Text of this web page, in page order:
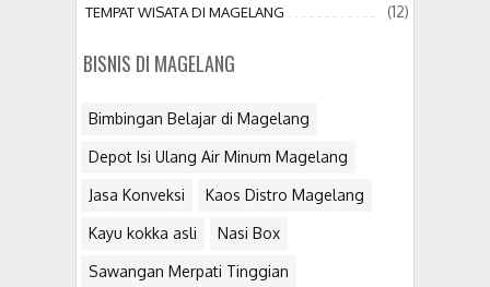
TEMPAT WISATA DI MAGELANG (12)
BISNIS DI MAGELANG
Bimbingan Belajar di Magelang
Depot Isi Ulang Air Minum Magelang
Jasa Konveksi Kaos Distro Magelang
Kayu kokka asli Nasi Box
Sawangan Merpati Tinggian